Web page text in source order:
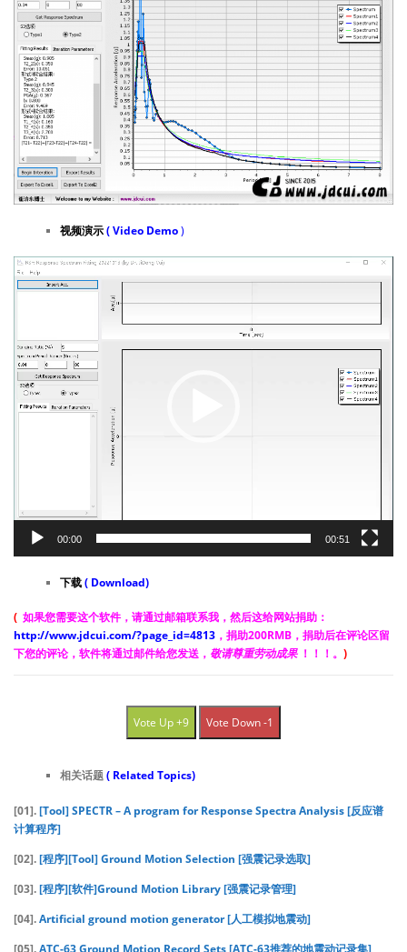
视频演示( Video Demo)
Video
Player
00:00 00:51
下载( Download)
( 如果您需要这个软件，请通过邮箱联系我，然后这给网站捐助：
http://www.jdcui.com/?page_id=4813 ，捐助200RMB，捐助后在评论区留
下您的评论，软件将通过邮件给您发送， 敬请尊重劳动成果！！！。 )
Vote Up +9 Vote Down -1
相关话题( Related Topics)
[01].[Tool] SPECTR – A program for Response Spectra Analysis [反应谱
计算程序]
[02].[程序][Tool] Ground Motion Selection [强震记录选取]
[03].[程序][软件]Ground Motion Library [强震记录管理]
[04].Artificial ground motion generator [人工模拟地震动]